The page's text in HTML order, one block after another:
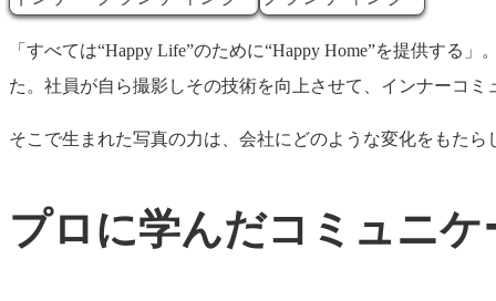
「すべては“Happy Life”のために“Happy Home”を提供す
た。社員が自ら撮影しその技術を向上させて、インナーコ
そこで生まれた写真の力は、会社にどのような変化をもた
プロに学んだコミュニ